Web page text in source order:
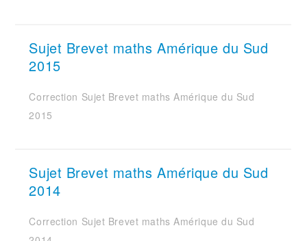
Sujet Brevet maths Amérique du Sud
2015
Correction Sujet Brevet maths Amérique du Sud
2015
Sujet Brevet maths Amérique du Sud
2014
Correction Sujet Brevet maths Amérique du Sud